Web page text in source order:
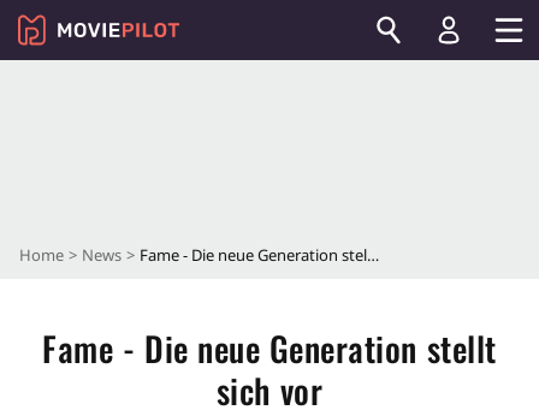
Home News Fame - Die neue Generation stellt sich vor
Fame - Die neue Generation stellt
sich vor